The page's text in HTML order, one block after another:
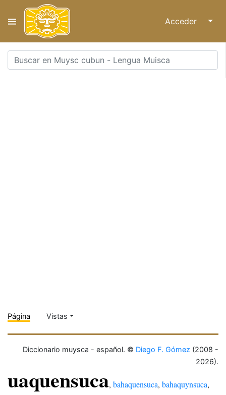
Acceder ↓
Página Vistas
Diccionario muysca - español. © Diego F. Gómez (2008 -
2026).
uaquensuca, bahaquensuca, bahaquynsuca,